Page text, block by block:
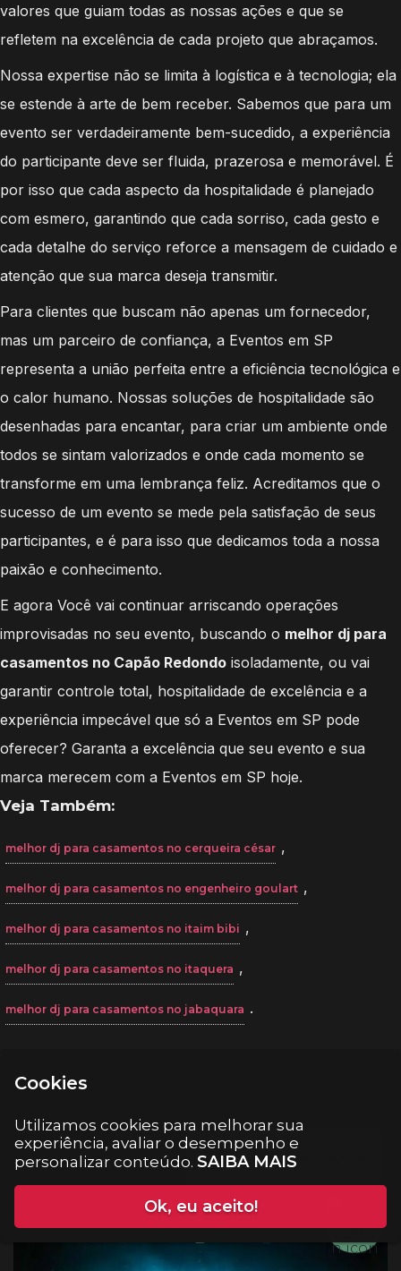
valores que guiam todas as nossas ações e que se
refletem na excelência de cada projeto que abraçamos.
Nossa expertise não se limita à logística e à tecnologia; ela
se estende à arte de bem receber. Sabemos que para um
evento ser verdadeiramente bem-sucedido, a experiência
do participante deve ser fluida, prazerosa e memorável. É
por isso que cada aspecto da hospitalidade é planejado
com esmero, garantindo que cada sorriso, cada gesto e
cada detalhe do serviço reforce a mensagem de cuidado e
atenção que sua marca deseja transmitir.
Para clientes que buscam não apenas um fornecedor,
mas um parceiro de confiança, a Eventos em SP
representa a união perfeita entre a eficiência tecnológica e
o calor humano. Nossas soluções de hospitalidade são
desenhadas para encantar, para criar um ambiente onde
todos se sintam valorizados e onde cada momento se
transforme em uma lembrança feliz. Acreditamos que o
sucesso de um evento se mede pela satisfação de seus
participantes, e é para isso que dedicamos toda a nossa
paixão e conhecimento.
E agora Você vai continuar arriscando operações
improvisadas no seu evento, buscando o melhor dj para
casamentos no Capão Redondo isoladamente, ou vai
garantir controle total, hospitalidade de excelência e a
experiência impecável que só a Eventos em SP pode
oferecer? Garanta a excelência que seu evento e sua
marca merecem com a Eventos em SP hoje.
Veja Também:
melhor dj para casamentos no cerqueira césar ,
melhor dj para casamentos no engenheiro goulart ,
melhor dj para casamentos no itaim bibi ,
melhor dj para casamentos no itaquera ,
melhor dj para casamentos no jabaquara .
Cookies
Utilizamos cookies para melhorar sua
experiência, avaliar o desempenho e
personalizar conteúdo. SAIBA MAIS
Ok, eu aceito!